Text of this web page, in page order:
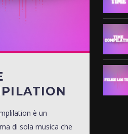
è un
di sola musica che